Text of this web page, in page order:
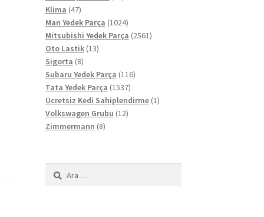
Klima 4747
ürün
Man Yedek Parça 10241024
ürün
Mitsubishi Yedek Parça 25612561
Oto Lastik 1313
Sigorta 88
ürün
Subaru Yedek Parça 116116
Tata Yedek Parça 15371537
ürün
Ücretsiz Kedi Sahiplendirme 11
Volkswagen Grubu 1212
Zimmermann 88
Arama: